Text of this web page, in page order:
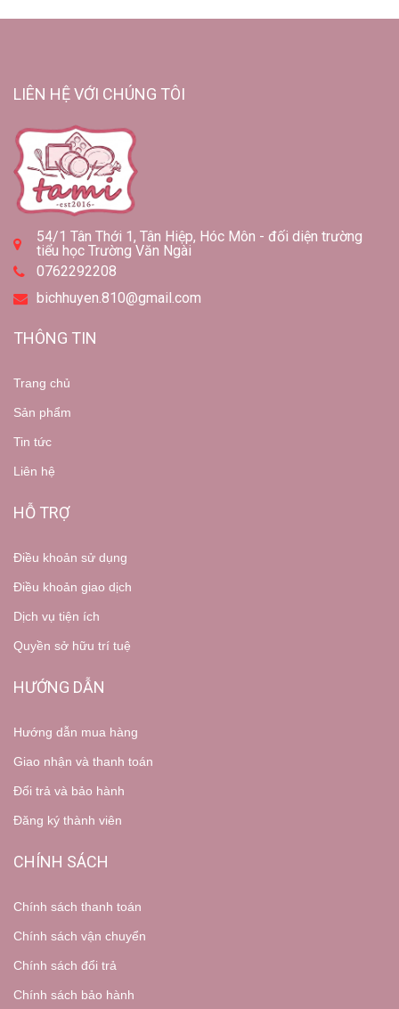
LIÊN HỆ VỚI CHÚNG TÔI
54/1 Tân Thới 1, Tân Hiệp, Hóc Môn - đối diện trường
tiểu học Trường Văn Ngài
0762292208
bichhuyen.810@gmail.com
THÔNG TIN
Trang chủ
Sản phẩm
Tin tức
Liên hệ
HỖ TRỢ
Điều khoản sử dụng
Điều khoản giao dịch
Dịch vụ tiện ích
Quyền sở hữu trí tuệ
HƯỚNG DẪN
Hướng dẫn mua hàng
Giao nhận và thanh toán
Đổi trả và bảo hành
Đăng ký thành viên
CHÍNH SÁCH
Chính sách thanh toán
Chính sách vận chuyển
Chính sách đổi trả
Chính sách bảo hành